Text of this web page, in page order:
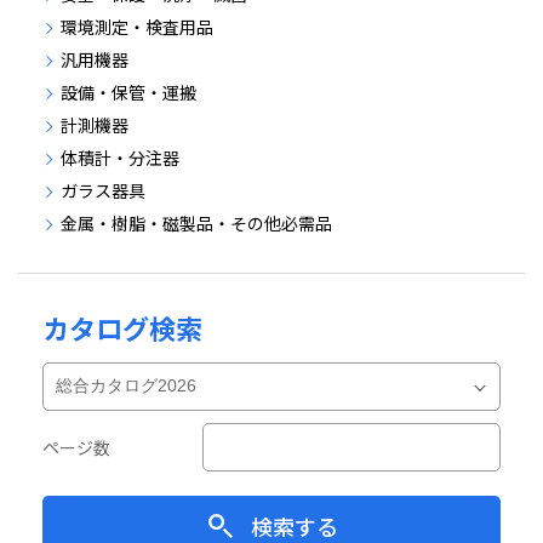
環境測定・検査用品
汎用機器
設備・保管・運搬
計測機器
体積計・分注器
ガラス器具
金属・樹脂・磁製品・その他必需品
カタログ検索
ページ数
検索する